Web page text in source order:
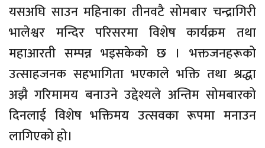
यसअघि साउन महिनाका तीनवटै सोमबार चन्द्रागिरी
भालेश्वर मन्दिर परिसरमा विशेष कार्यक्रम तथा
महाआरती सम्पन्न भइसकेको छ । भक्तजनहरूको
उत्साहजनक सहभागिता भएकाले भक्ति तथा श्रद्धा
अझै गरिमामय बनाउने उद्देश्यले अन्तिम सोमबारको
दिनलाई विशेष भक्तिमय उत्सवका रूपमा मनाउन
लागिएको हो।